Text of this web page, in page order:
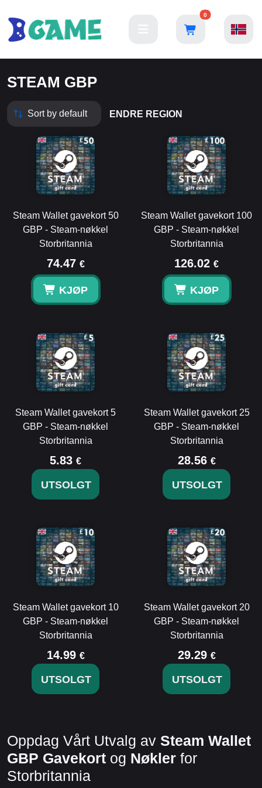
0
STEAM GBP
ENDRE REGION
Steam Wallet gavekort 50
GBP - Steam-nøkkel
Storbritannia
74.47 €
KJØP
Steam Wallet gavekort 100
GBP - Steam-nøkkel
Storbritannia
126.02 €
KJØP
Steam Wallet gavekort 5
GBP - Steam-nøkkel
Storbritannia
5.83 €
UTSOLGT
Steam Wallet gavekort 25
GBP - Steam-nøkkel
Storbritannia
28.56 €
UTSOLGT
Steam Wallet gavekort 10
GBP - Steam-nøkkel
Storbritannia
14.99 €
UTSOLGT
Steam Wallet gavekort 20
GBP - Steam-nøkkel
Storbritannia
29.29 €
UTSOLGT
Oppdag Vårt Utvalg av Steam Wallet
GBP Gavekort og Nøkler for
Storbritannia